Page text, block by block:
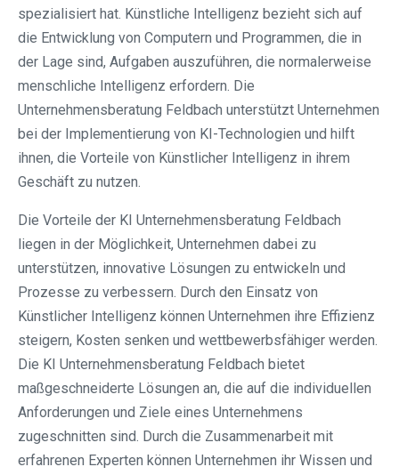
spezialisiert hat. Künstliche Intelligenz bezieht sich auf
die Entwicklung von Computern und Programmen, die in
der Lage sind, Aufgaben auszuführen, die normalerweise
menschliche Intelligenz erfordern. Die
Unternehmensberatung Feldbach unterstützt Unternehmen
bei der Implementierung von KI-Technologien und hilft
ihnen, die Vorteile von Künstlicher Intelligenz in ihrem
Geschäft zu nutzen.
Die Vorteile der KI Unternehmensberatung Feldbach
liegen in der Möglichkeit, Unternehmen dabei zu
unterstützen, innovative Lösungen zu entwickeln und
Prozesse zu verbessern. Durch den Einsatz von
Künstlicher Intelligenz können Unternehmen ihre Effizienz
steigern, Kosten senken und wettbewerbsfähiger werden.
Die KI Unternehmensberatung Feldbach bietet
maßgeschneiderte Lösungen an, die auf die individuellen
Anforderungen und Ziele eines Unternehmens
zugeschnitten sind. Durch die Zusammenarbeit mit
erfahrenen Experten können Unternehmen ihr Wissen und